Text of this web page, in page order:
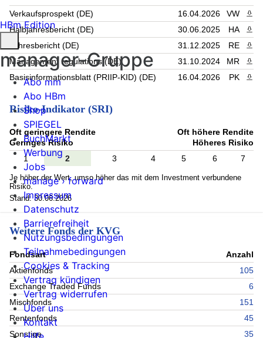
Verkaufsprospekt (DE) 16.04.2026 VW
Halbjahresbericht (DE)
30.06.2025 HA
Jahresbericht (DE)
31.12.2025 RE
Management regulations (DE)
31.10.2024 MR
Basisinformationsblatt (PRIIP-KID) (DE)
16.04.2026 PK
Risiko-Indikator (SRI)
Oft geringere Rendite
Geringes Risiko
Oft höhere Rendite
Höheres Risiko
1
2 3 4 5 6 7
Je höher der Wert, umso höher das mit dem Investment verbundene
Risiko.
Stand: 30.06.2026
Weitere Fonds der KVG
Fondsart
Anzahl
Aktienfonds
105
Exchange Traded Funds
6
Mischfonds
151
Rentenfonds
45
Sonstige
35
HBm Edition
manager-Gruppe
Abo mm
Abo HBm
Shop
SPIEGEL
BuchMarkt
Werbung
Jobs
manage › forward
Impressum
Datenschutz
Barrierefreiheit
Nutzungsbedingungen
Teilnahmebedingungen
Cookies & Tracking
Vertrag kündigen
Vertrag widerrufen
Über uns
Kontakt